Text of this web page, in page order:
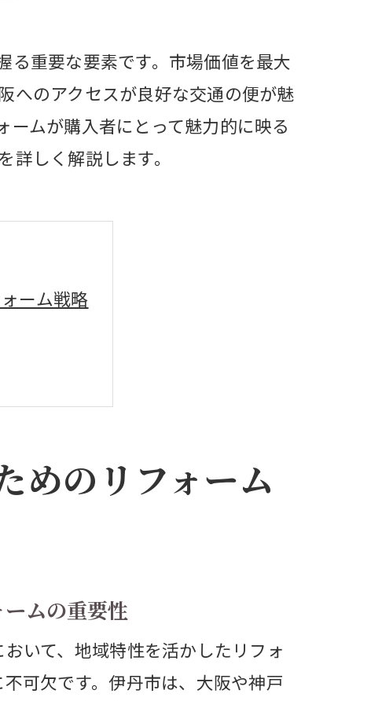
る重要な要素です。市場価値を最大
へのアクセスが良好な交通の便が魅
ムが購入者にとって魅力的に映る
しく解説します。
ーム戦略
めのリフォーム
ムの重要性
いて、地域特性を活かしたリフォ
可欠です。伊丹市は、大阪や神戸